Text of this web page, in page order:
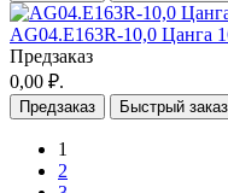
AG04.E163R-10,0 Цанга
Предзаказ
0,00 ₽.
Предзаказ Быстрый заказ
1
2